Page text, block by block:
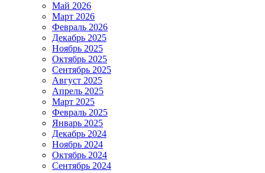
Май 2026
Март 2026
Февраль 2026
Декабрь 2025
Ноябрь 2025
Октябрь 2025
Сентябрь 2025
Август 2025
Апрель 2025
Март 2025
Февраль 2025
Январь 2025
Декабрь 2024
Ноябрь 2024
Октябрь 2024
Сентябрь 2024